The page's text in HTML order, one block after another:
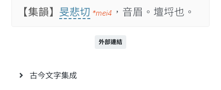
【集韻】 旻悲切 *mei4 ，音眉。壇埒也。
外部連結
古今文字集成